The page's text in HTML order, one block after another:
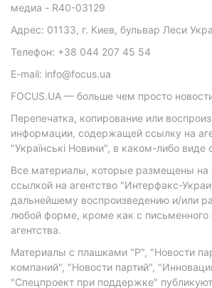
медиа - R40-03129
Адрес: 01133, г. Киев, бульвар Леси
Телефон: +38 044 207 45 54
E-mail: info@focus.ua
FOCUS.UA — больше чем просто
Перепечатка, копирование или
информации, содержащей ссылку на
"Українські Новини", в каком-либо
Все материалы, которые размещены на
ссылкой на агентство "Интерфакс-
дальнейшему воспроизведению и/или
любой форме, кроме как с письменного
агентства.
Материалы с плашками "Р", "Новости
компаний", "Новости партий",
"Спецпроект при поддержке"